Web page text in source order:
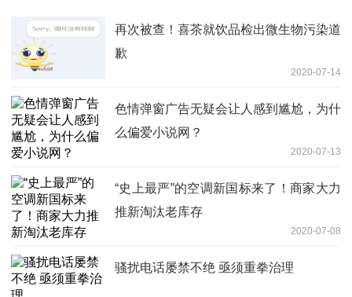
再次被查！喜茶就饮品检出微生物污染道
歉
2020-07-14
色情弹窗广告无疑会让人感到尴尬，为什
么偏爱小说网？
2020-07-13
“史上最严”的空调新国标来了！商家大力
推新淘汰老库存
2020-07-08
骚扰电话屡禁不绝 亟须重拳治理